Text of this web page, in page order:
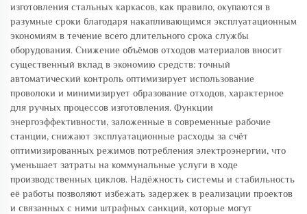
изготовления стальных каркасов, как правило, окупаются в
разумные сроки благодаря накапливающимся эксплуатационным
экономиям в течение всего длительного срока службы
оборудования. Снижение объёмов отходов материалов вносит
существенный вклад в экономию средств: точный
автоматический контроль оптимизирует использование
проволоки и минимизирует образование отходов, характерное
для ручных процессов изготовления. Функции
энергоэффективности, заложенные в современные рабочие
станции, снижают эксплуатационные расходы за счёт
оптимизированных режимов потребления электроэнергии, что
уменьшает затраты на коммунальные услуги в ходе
производственных циклов. Надёжность системы и стабильность
её работы позволяют избежать задержек в реализации проектов
и связанных с ними штрафных санкций, которые могут